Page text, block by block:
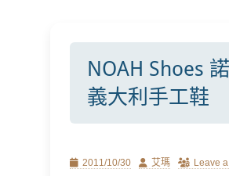
NOAH Shoes
義大利手工鞋
Posted2011/10/30 Author
艾瑪 Leave